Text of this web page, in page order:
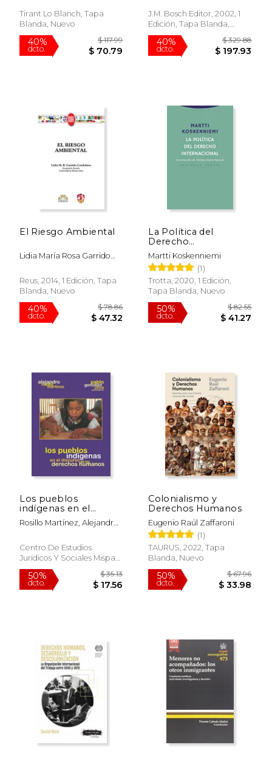
dcto.
Tirant Lo Blanch, Tapa
Blanda, Nuevo
40%
dcto. $ 70.79
J.M. Bosch Editor, 2002, 1
Edición, Tapa Blanda,
Nuevo
40%
dcto.
El Riesgo Ambiental
Lidia María Rosa Garrido
Reus, 2014, 1 Edición, Tapa
Blanda, Nuevo
40%
dcto.
La Política del
Derecho
Internacional
(Estructuras y
Procesos. Derecho)
Martti Koskenniemi
(1)
Trotta, 2020, 1 Edición,
Tapa Blanda, Nuevo
Los pueblos
indígenas en el
discurso de los
derechos humanos
Rosillo Martínez, Alejandro;
(Coord.)
Centro De Estudios
Jurídicos Y Sociales Mispat,
2010, Tapa Blanda, Nuevo
Colonialismo y
Derechos Humanos
Eugenio Raúl Zaffaroni
(1)
TAURUS, 2022, Tapa
Blanda, Nuevo